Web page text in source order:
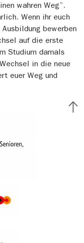
wahren Weg”.
Wenn ihr euch
bewerben
auf die erste
Studium damals
in die neue
euer Weg und